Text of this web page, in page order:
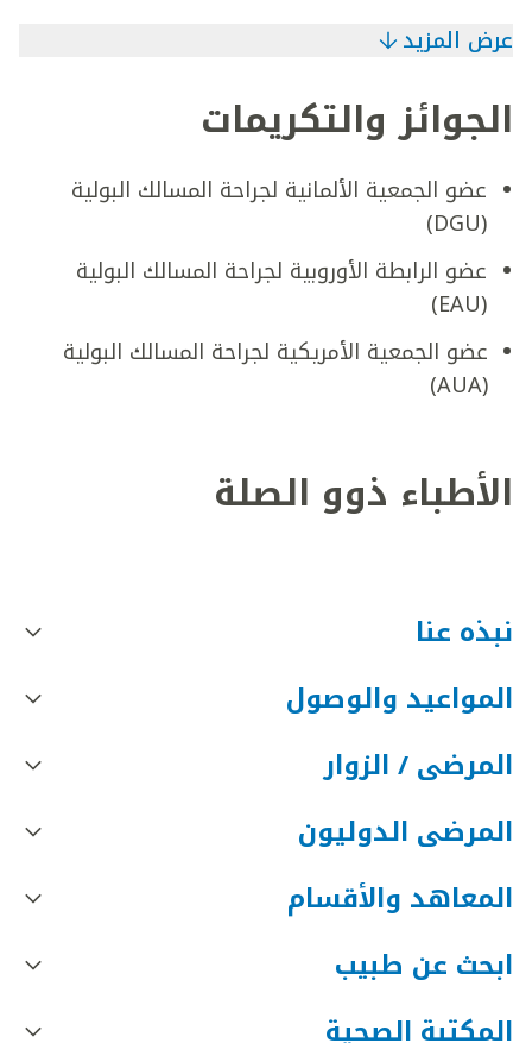
عرض المزيد
الجوائز والتكريمات
عضو الجمعية الألمانية لجراحة المسالك البولية
(DGU)
عضو الرابطة الأوروبية لجراحة المسالك البولية
(EAU)
عضو الجمعية الأمريكية لجراحة المسالك البولية
(AUA)
الأطباء ذوو الصلة
نبذه عنا
المواعيد والوصول
المرضى / الزوار
المرضى الدوليون
المعاهد والأقسام
ابحث عن طبيب
المكتبة الصحية